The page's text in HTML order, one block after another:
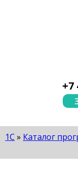
+7
1С » Каталог